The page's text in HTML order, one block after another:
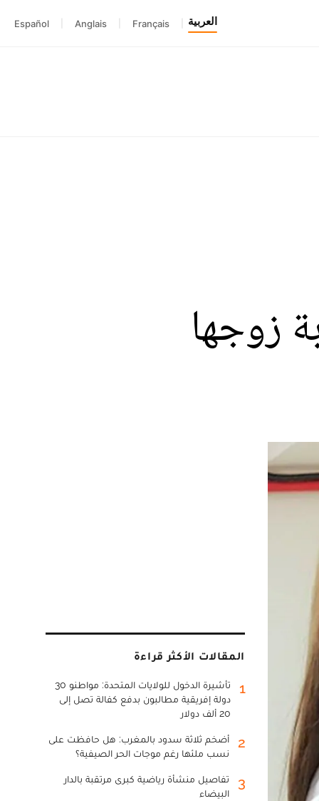
العربية Français
Anglais
Español
زوجها
المقالات الأكثر قراءة
1
تأشيرة الدخول للولايات المتحدة: مواطنو 30
دولة إفريقية مطالبون بدفع كفالة تصل إلى
20 ألف دولار
2
أضخم ثلاثة سدود بالمغرب: هل حافظت على
نسب ملئها رغم موجات الحر الصيفية؟
3
تفاصيل منشأة رياضية كبرى مرتقبة بالدار
البيضاء